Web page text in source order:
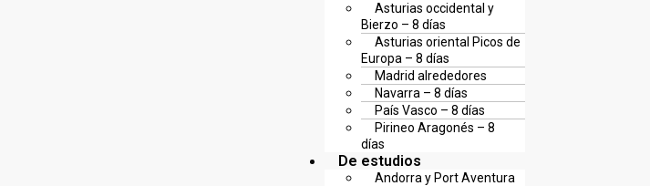
Asturias occidental y
Bierzo – 8 días
Asturias oriental Picos de
Europa – 8 días
Madrid alrededores
Navarra – 8 días
País Vasco – 8 días
Pirineo Aragonés – 8
días
De estudios
Andorra y Port Aventura